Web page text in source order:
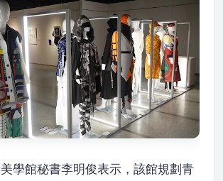
學館秘書李明俊表示，該館規劃青